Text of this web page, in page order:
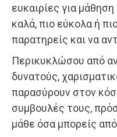
ευκαιρίες για μάθηση
καλά, πιο εύκολα ή
παρατηρείς και να
Περικυκλώσου από
δυνατούς,
παρασύρουν στον
συμβουλές τους,
μάθε όσα μπορείς